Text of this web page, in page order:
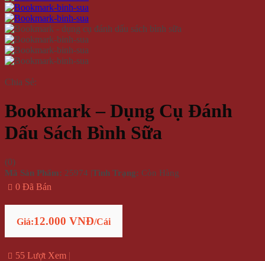
Chia Sẻ:
Bookmark – Dụng Cụ Đánh
Dấu Sách Bình Sữa
(0)
Mã Sản Phẩm: 25974 |Tình Trạng: Còn Hàng
0 Đã Bán
Giá:12.000 VNĐ/Cái
55 Lượt Xem